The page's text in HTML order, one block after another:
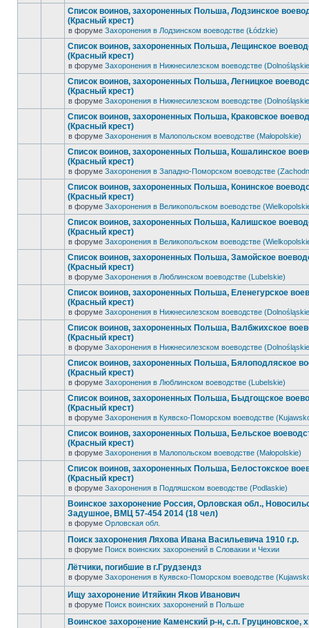
Список воинов, захороненных Польша, Лодзинское
(Красный крест)
в форуме Захоронения в Лодзинском воеводстве (Łódzkie)
Список воинов, захороненных Польша, Лещинское
(Красный крест)
в форуме Захоронения в Нижнесилезском воеводстве
Список воинов, захороненных Польша, Легницкое
(Красный крест)
в форуме Захоронения в Нижнесилезском воеводстве
Список воинов, захороненных Польша, Краковское
(Красный крест)
в форуме Захоронения в Малопольском воеводстве (Małopolskie)
Список воинов, захороненных Польша, Кошалинское
(Красный крест)
в форуме Захоронения в Западно-Поморском воеводстве
Список воинов, захороненных Польша, Конинское
(Красный крест)
в форуме Захоронения в Великопольском воеводстве
Список воинов, захороненных Польша, Калишское
(Красный крест)
в форуме Захоронения в Великопольском воеводстве
Список воинов, захороненных Польша, Замойское
(Красный крест)
в форуме Захоронения в Люблинском воеводстве (Lubelskie)
Список воинов, захороненных Польша, Еленегурское
(Красный крест)
в форуме Захоронения в Нижнесилезском воеводстве
Список воинов, захороненных Польша, Валбжихское
(Красный крест)
в форуме Захоронения в Нижнесилезском воеводстве
Список воинов, захороненных Польша, Бялоподляское
(Красный крест)
в форуме Захоронения в Люблинском воеводстве (Lubelskie)
Список воинов, захороненных Польша, Быдгощское
(Красный крест)
в форуме Захоронения в Куявско-Поморском воеводстве
Список воинов, захороненных Польша, Бельское
(Красный крест)
в форуме Захоронения в Малопольском воеводстве (Małopolskie)
Список воинов, захороненных Польша, Белостокское
(Красный крест)
в форуме Захоронения в Подляшском воеводстве (Podlaskie)
Воинское захоронение Россия, Орловская обл.,
Задушное, ВМЦ 57-454 2014 (18 чел)
в форуме Орловская обл.
Поиск захоронения Ляхова Ивана Васильевича 1910 г.р.
в форуме Поиск воинских захоронений в Словакии и Чехии
Лётчики, погибшие в г.Грудзендз
в форуме Захоронения в Куявско-Поморском воеводстве
Ищу захоронение Итяйкин Яков Иванович
в форуме Поиск воинских захоронений в Польше
Воинское захоронение Каменский р-н, с.п. Груциновское,